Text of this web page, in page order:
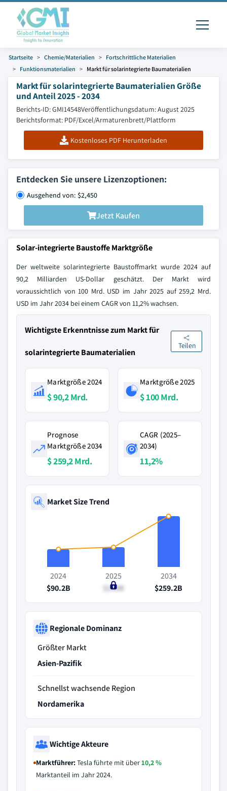
Startseite Chemie/Materialien
Fortschrittliche Materialien
Funktionsmaterialien
Markt für solarintegrierte Baumaterialien
Markt für solarintegrierte Baumaterialien Größe
und Anteil 2025 - 2034
Berichts-ID: GMI14548Veröffentlichungsdatum: August 2025
Berichtsformat: PDF/Excel/Armaturenbrett/Plattform
Kostenloses PDF Herunterladen
Entdecken Sie unsere Lizenzoptionen:
Ausgehend von: $2,450
Jetzt Kaufen
Solar-integrierte Baustoffe Marktgröße
Der weltweite solarintegrierte Baustoffmarkt wurde 2024 auf
90,2 Milliarden US-Dollar geschätzt. Der Markt wird
voraussichtlich von 100 Mrd. USD im Jahr 2025 auf 259,2 Mrd.
USD im Jahr 2034 bei einem CAGR von 11,2% wachsen.
Wichtigste Erkenntnisse zum Markt für
solarintegrierte Baumaterialien
Teilen
Marktgröße 2024
$ 90,2 Mrd.
Marktgröße 2025
$ 100 Mrd.
Prognose
Marktgröße 2034
$ 259,2 Mrd.
CAGR (2025–
2034)
11,2%
Market Size Trend
2024
$90.2B
2025
$100B
2034
$259.2B
Regionale Dominanz
Größter Markt
Asien-Pazifik
Schnellst wachsende Region
Nordamerika
Wichtige Akteure
Marktführer:Tesla führte mit über10,2 %
Marktanteil im Jahr 2024.